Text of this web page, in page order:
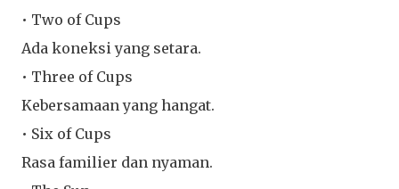
• Two of Cups
Ada koneksi yang setara.
• Three of Cups
Kebersamaan yang hangat.
• Six of Cups
Rasa familier dan nyaman.